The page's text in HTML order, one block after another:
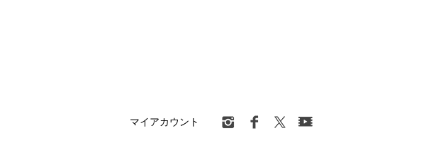
マイアカウント